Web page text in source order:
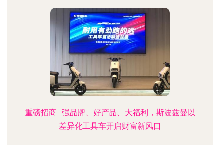
重磅招商 | 强品牌、好产品、大福利，斯波兹曼以
差异化工具车开启财富新风口